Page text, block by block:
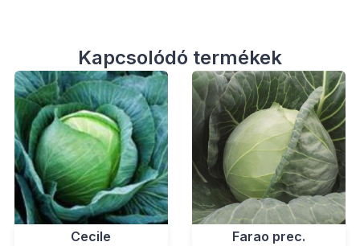
Kapcsolódó termékek
Cecile Farao prec.